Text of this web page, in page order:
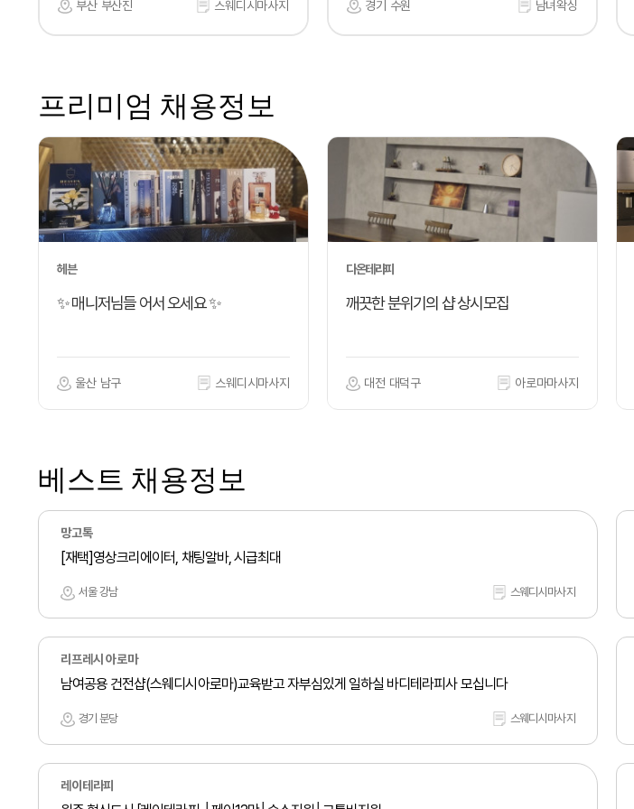
부산 부산진 스웨디시마사지 경기 수원 남녀왁싱
프리미엄 채용정보
헤븐
✨ 매니저님들 어서 오세요 ✨
울산 남구 스웨디시마사지
다온테라피
깨끗한 분위기의 샵 상시모집
대전 대덕구 아로마마사지
베스트 채용정보
망고톡
[재택]영상크리에이터, 채팅알바, 시급최대
서울 강남 스웨디시마사지
리프레시 아로마
남여공용 건전샵(스웨디시아로마)교육받고 자부심있게 일하실 바디테라피사 모십니다
경기 분당 스웨디시마사지
레이테라피